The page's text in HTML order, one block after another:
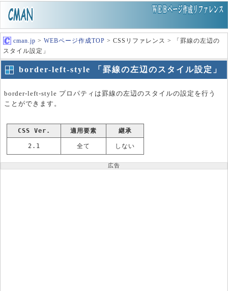
cman.jp > WEBページ作成TOP > CSSリファレンス > 「罫線の左辺の
スタイル設定」
border-left-style 「罫線の左辺のスタイル設定」
border-left-style プロパティは罫線の左辺のスタイルの設定を行う
ことができます。
CSS Ver. 適用要素 継承
2.1 全て しない
広告